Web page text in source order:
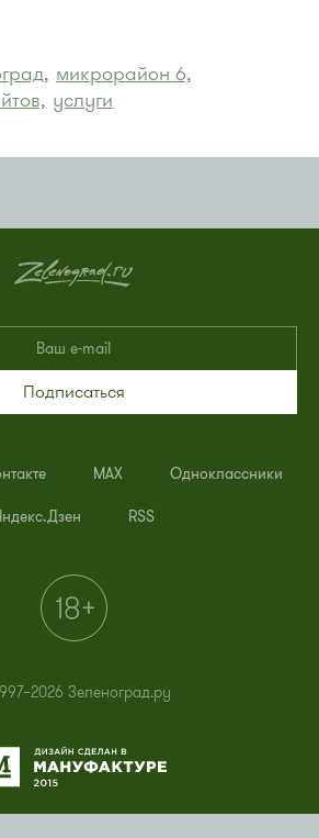
микрорайон 6,
услуги
Подписаться
MAX Одноклассники
RSS
Зеленоград.ру